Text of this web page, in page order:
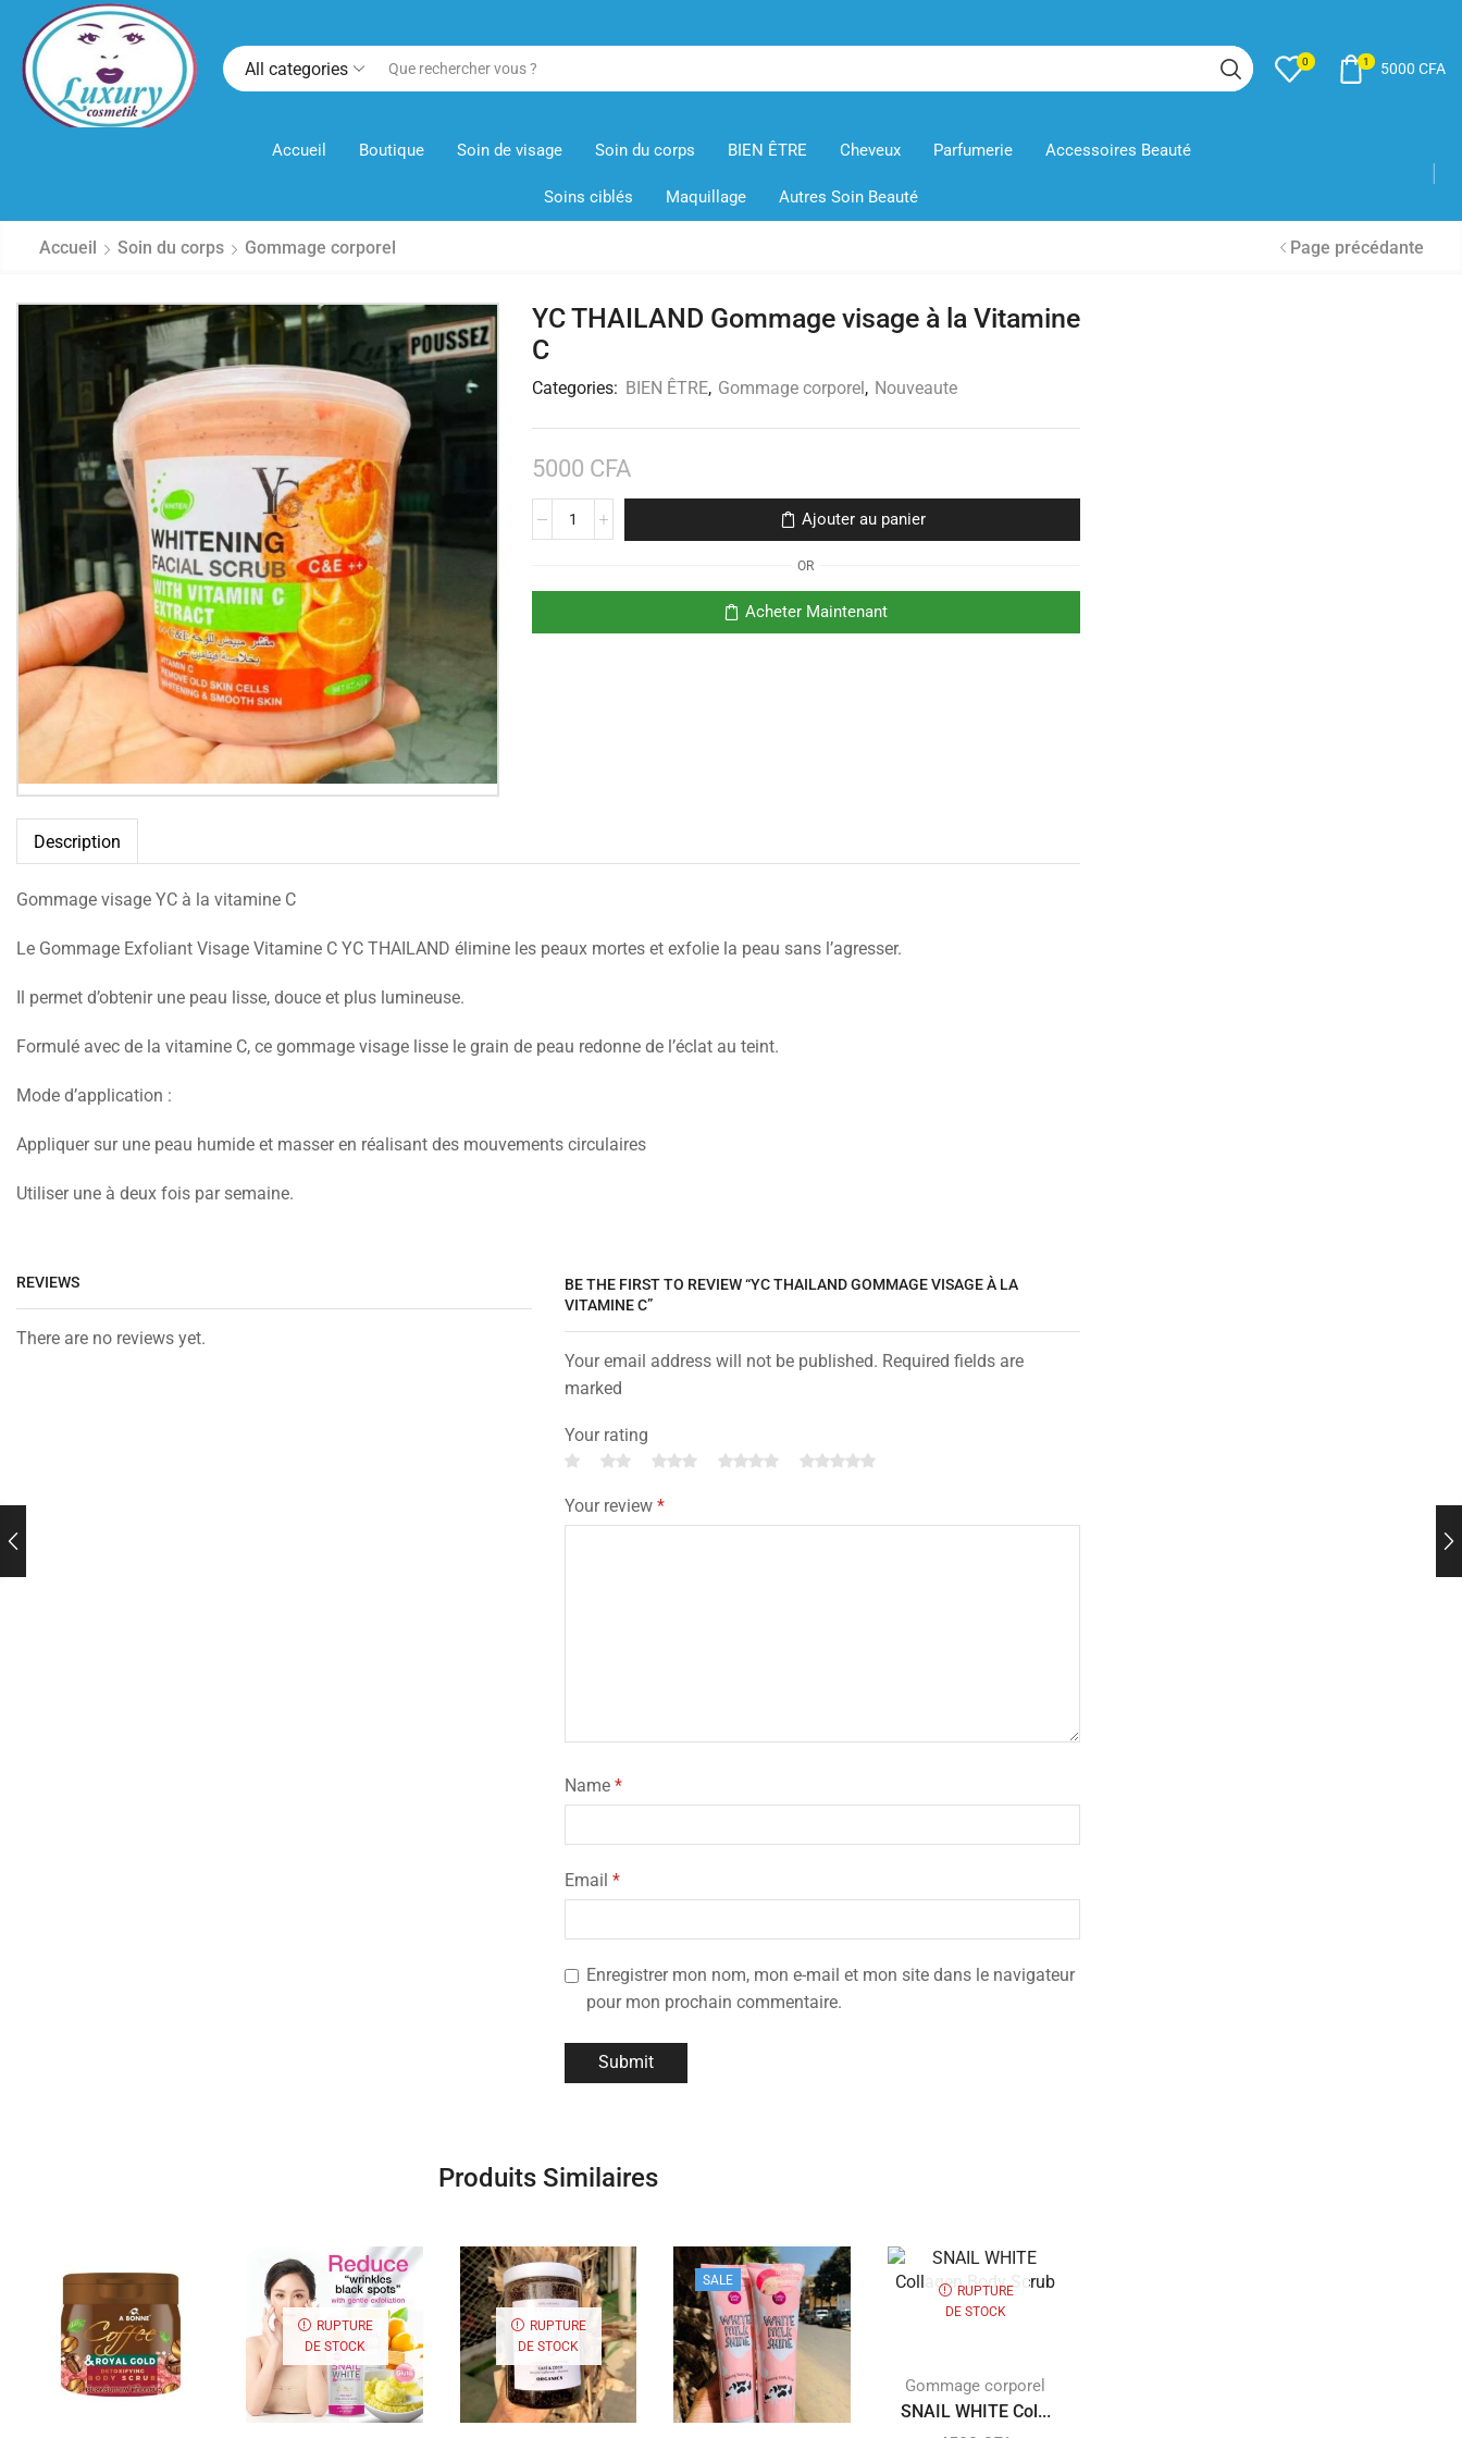
All categories 0 1 5000 CFA
Accueil Boutique Soin de visage Soin du corps BIEN ÊTRE Cheveux Parfumerie Accessoires Beauté
Soins ciblés Maquillage Autres Soin Beauté
Accueil Soin du corps Gommage corporel Page précédante
YC THAILAND Gommage visage à la Vitamine
C
Categories: BIEN ÊTRE, Gommage corporel, Nouveaute
5000 CFA
Ajouter au panier
OR
Acheter Maintenant
Description
Gommage visage YC à la vitamine C
Le Gommage Exfoliant Visage Vitamine C YC THAILAND élimine les peaux mortes et exfolie la peau sans l’agresser.
Il permet d’obtenir une peau lisse, douce et plus lumineuse.
Formulé avec de la vitamine C, ce gommage visage lisse le grain de peau redonne de l’éclat au teint.
Mode d’application :
Appliquer sur une peau humide et masser en réalisant des mouvements circulaires
Utiliser une à deux fois par semaine.
REVIEWS
There are no reviews yet.
BE THE FIRST TO REVIEW “YC THAILAND GOMMAGE VISAGE À LA
VITAMINE C”
Your email address will not be published. Required fields are
marked
Your rating
Your review *
Name *
Email *
Enregistrer mon nom, mon e-mail et mon site dans le navigateur
pour mon prochain commentaire.
Produits Similaires
RUPTURE
DE STOCK
RUPTURE
DE STOCK
SALE
RUPTURE
DE STOCK
Gommage corporel
SNAIL WHITE Col...